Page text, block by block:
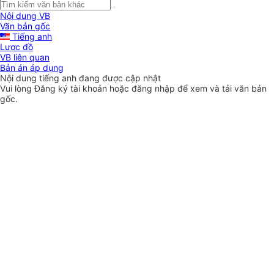
Nội dung VB
Văn bản gốc
Tiếng anh
Lược đồ
VB liên quan
Bản án áp dụng
Nội dung tiếng anh đang được cập nhật
Vui lòngĐăng ký tài khoản hoặc đăng nhập để xem và tải văn bản
gốc.